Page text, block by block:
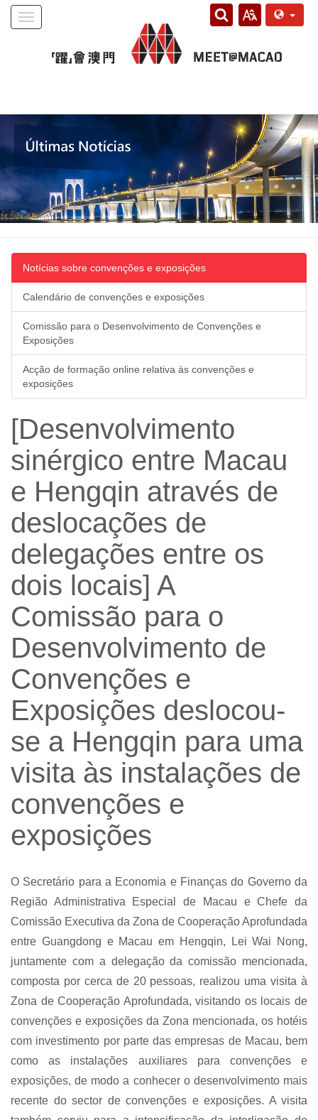
Toggle
Notícias sobre convenções e exposições
Calendário de convenções e exposições
Comissão para o Desenvolvimento de Convenções e
Exposições
Acção de formação online relativa às convenções e
exposições
[Desenvolvimento
sinérgico entre Macau
e Hengqin através de
deslocações de
delegações entre os
dois locais] A
Comissão para o
Desenvolvimento de
Convenções e
Exposições deslocou-
se a Hengqin para uma
visita às instalações de
convenções e
exposições
O Secretário para a Economia e Finanças do Governo da
Região Administrativa Especial de Macau e Chefe da
Comissão Executiva da Zona de Cooperação Aprofundada
entre Guangdong e Macau em Hengqin, Lei Wai Nong,
juntamente com a delegação da comissão mencionada,
composta por cerca de 20 pessoas, realizou uma visita à
Zona de Cooperação Aprofundada, visitando os locais de
convenções e exposições da Zona mencionada, os hotéis
com investimento por parte das empresas de Macau, bem
como as instalações auxiliares para convenções e
exposições, de modo a conhecer o desenvolvimento mais
recente do sector de convenções e exposições. A visita